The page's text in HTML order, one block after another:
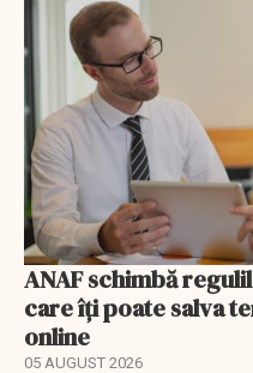
ANAF schimbă
care îți poate salva
online
05 AUGUST 2026